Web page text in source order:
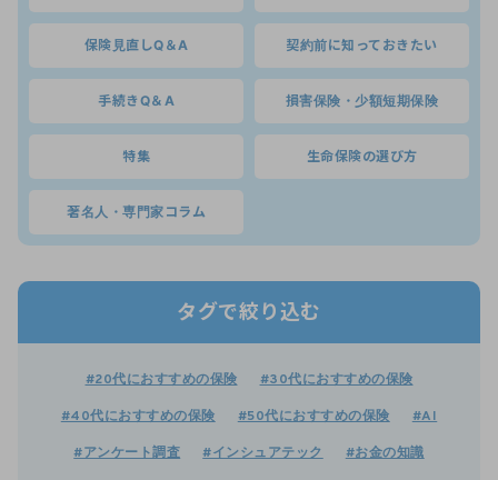
保険見直しQ＆A 契約前に知っておきたい
手続きQ＆A 損害保険・少額短期保険
特集 生命保険の選び方
著名人・専門家コラム
タグで絞り込む
#20代におすすめの保険 #30代におすすめの保険
#40代におすすめの保険 #50代におすすめの保険 #AI
#アンケート調査 #インシュアテック #お金の知識